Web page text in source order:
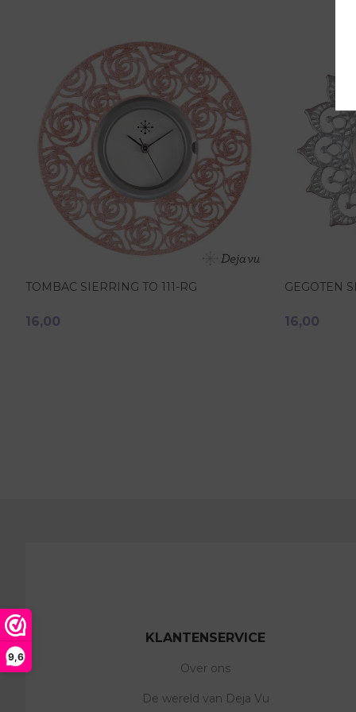
9,6
TOMBAC SIERRING TO 111-RG
16,00
GEGOTEN
16,00
KLANTENSERVICE
Over ons
De wereld van Deja Vu